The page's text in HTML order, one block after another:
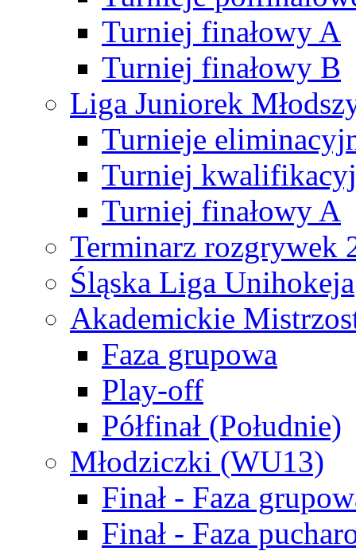
Turniej finałowy A
Turniej finałowy B
Liga Juniorek
Turnieje
Turniej
Turniej finałowy A
Terminarz rozgrywek
Śląska Liga Unihokeja
Akademickie
Faza grupowa
Play-off
Półfinał (Południe)
Młodziczki (WU13)
Finał - Faza
Finał - Faza